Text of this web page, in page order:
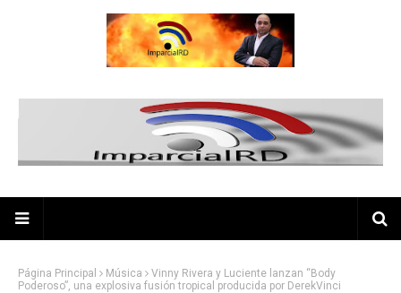
Página Principal Música
Vinny Rivera y Luciente lanzan “Body
Poderoso”, una explosiva fusión tropical producida por DerekVinci